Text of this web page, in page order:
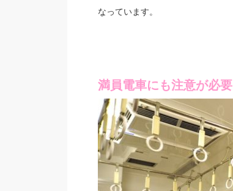
なっています。
満員電車にも注意が必要